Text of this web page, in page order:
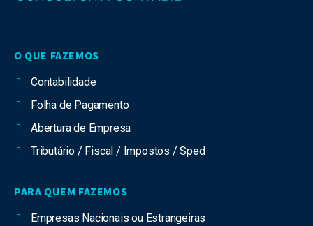
O QUE FAZEMOS
Contabilidade
Folha de Pagamento
Abertura de Empresa
Tributário / Fiscal / Impostos / Sped
PARA QUEM FAZEMOS
Empresas Nacionais ou Estrangeiras